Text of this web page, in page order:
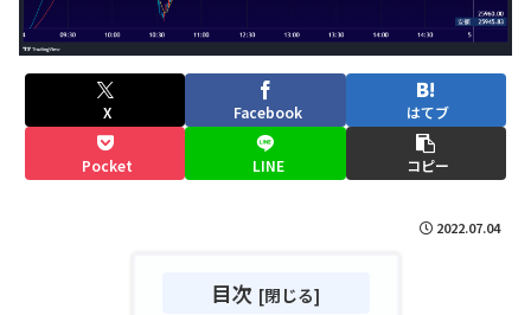
X Facebook はてブ
Pocket LINE コピー
2022.07.04
目次